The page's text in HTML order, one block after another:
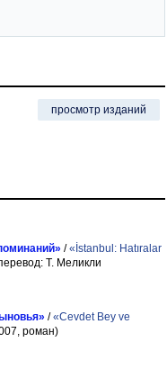
просмотр изданий
/«İstanbul: Hatıralar
Т. Меликли
/«Cevdet Bey ve
роман)